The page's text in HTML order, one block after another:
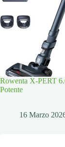
Rowenta X-PERT
Potente
16 Marzo